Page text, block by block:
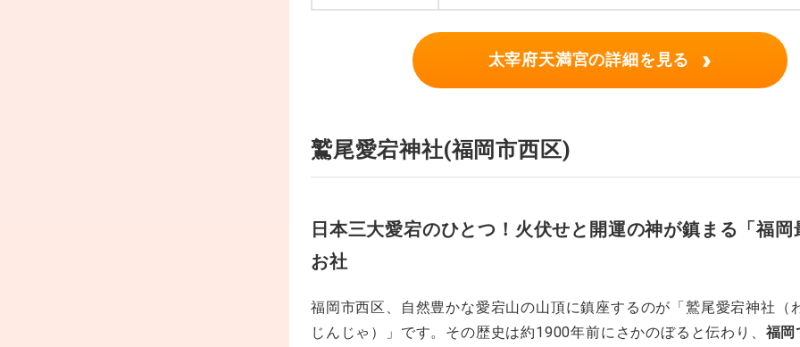
太宰府天満宮の詳細を見る ›
鷲尾愛宕神社(福岡市西区)
日本三大愛宕のひとつ！火伏せと開運の神が鎮まる「福岡
お社
福岡市西区、自然豊かな愛宕山の山頂に鎮座するのが「鷲尾愛宕神社（
じんじゃ）」です。その歴史は約1900年前にさかのぼると伝わり、 福岡